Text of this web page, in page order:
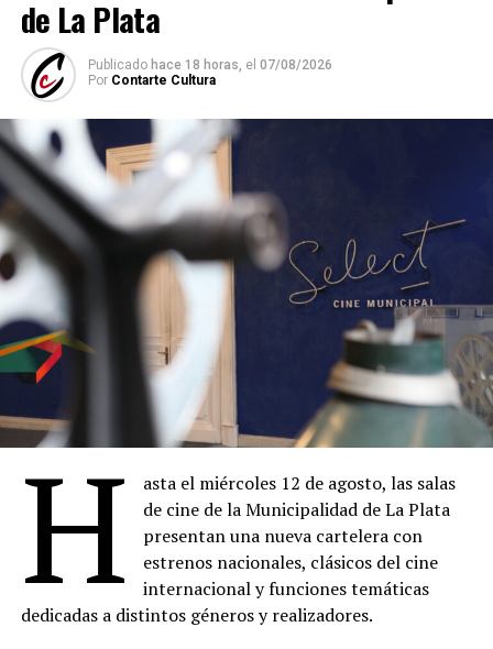
de La Plata
Publicado hace 18 horas, el 07/08/2026
Por Contarte Cultura
H
asta el miércoles 12 de agosto, las salas
de cine de la Municipalidad de La Plata
presentan una nueva cartelera con
estrenos nacionales, clásicos del cine
internacional y funciones temáticas
dedicadas a distintos géneros y realizadores.